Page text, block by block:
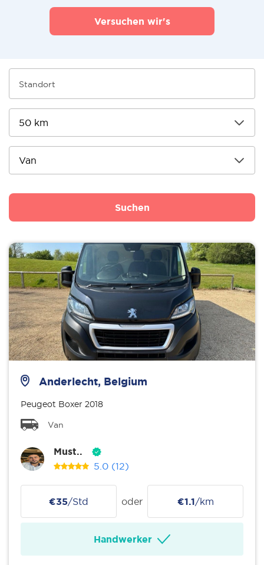
Versuchen wir's
Suchen
Anderlecht, Belgium
Peugeot Boxer 2018
Van
Must..
5.0 (12)
€35/Std oder €1.1/km
Handwerker